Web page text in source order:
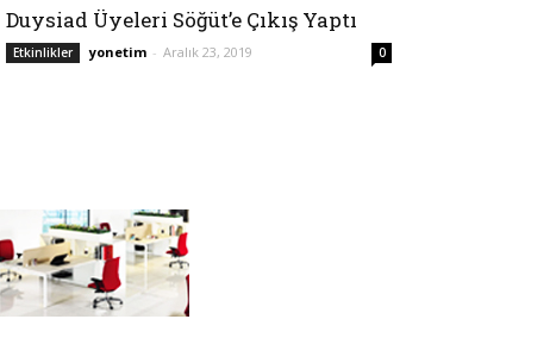
Duysiad Üyeleri Söğüt’e Çıkış Yaptı
Etkinlikler yonetim - Aralık 23, 2019 0